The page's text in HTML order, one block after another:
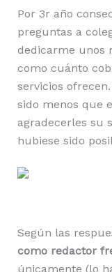
Por 3r año
preguntas a
dedicarme unos
como cuánto
servicios
sido menos que
agradecerles su
hubiese sido
Según las
como redactor
únicamente (lo